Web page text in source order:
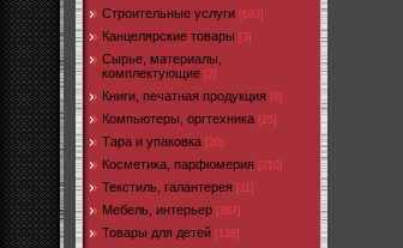
Строительные услуги [603]
Канцелярские товары [3]
Сырье, материалы,
комплектующие [2]
Книги, печатная продукция [8]
Компьютеры, оргтехника [25]
Тара и упаковка [20]
Косметика, парфюмерия [210]
Текстиль, галантерея [11]
Мебель, интерьер [387]
Товары для детей [136]